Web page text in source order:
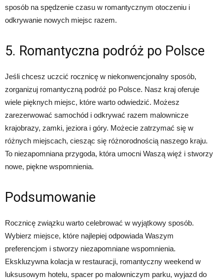
sposób na spędzenie czasu w romantycznym otoczeniu i
odkrywanie nowych miejsc razem.
5. Romantyczna podróż po Polsce
Jeśli chcesz uczcić rocznicę w niekonwencjonalny sposób,
zorganizuj romantyczną podróż po Polsce. Nasz kraj oferuje
wiele pięknych miejsc, które warto odwiedzić. Możesz
zarezerwować samochód i odkrywać razem malownicze
krajobrazy, zamki, jeziora i góry. Możecie zatrzymać się w
różnych miejscach, ciesząc się różnorodnością naszego kraju.
To niezapomniana przygoda, która umocni Waszą więź i stworzy
nowe, piękne wspomnienia.
Podsumowanie
Rocznicę związku warto celebrować w wyjątkowy sposób.
Wybierz miejsce, które najlepiej odpowiada Waszym
preferencjom i stworzy niezapomniane wspomnienia.
Ekskluzywna kolacja w restauracji, romantyczny weekend w
luksusowym hotelu, spacer po malowniczym parku, wyjazd do